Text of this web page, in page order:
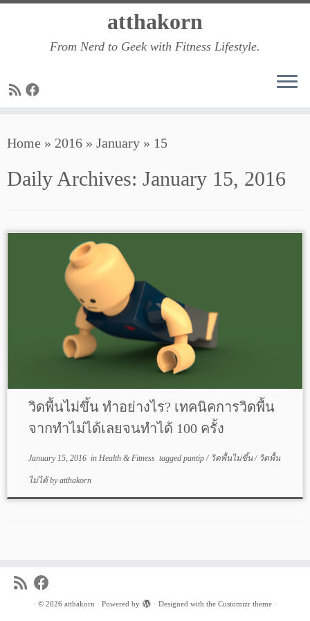
atthakorn
From Nerd to Geek with Fitness Lifestyle.
Home » 2016 » January » 15
Daily Archives: January 15, 2016
วิดพื้นไม่ขึ้น ทำอย่างไร? เทคนิคการวิดพื้น
จากทำไม่ได้เลยจนทำได้ 100 ครั้ง
January 15, 2016in Health & Fitness tagged pantip/ วิดพื้นไม่ขึ้น/ วิดพื้น
ไม่ได้byatthakorn
· © 2026 atthakorn · Powered by · Designed with the Customizr theme ·